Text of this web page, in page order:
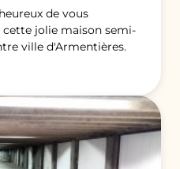
de vous
cette jolie maison semi-
ville d'Armentières.